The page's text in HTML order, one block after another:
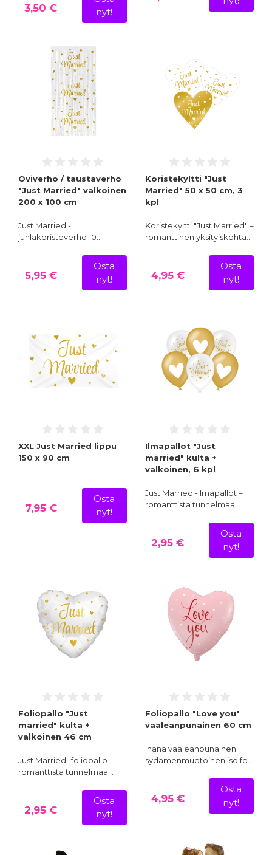
3,50 €
nyt!
Oviverho / taustaverho
"Just Married" valkoinen
200 x 100 cm
Just Married -
juhlakoristeverho 10…
5,95 €
Osta
nyt!
Koristekyltti "Just
Married" 50 x 50 cm, 3
kpl
Koristekyltti "Just Married" –
romanttinen yksityiskohta…
4,95 €
Osta
nyt!
XXL Just Married lippu
150 x 90 cm
7,95 €
Osta
nyt!
Ilmapallot "Just
married" kulta +
valkoinen, 6 kpl
Just Married -ilmapallot –
romanttista tunnelmaa…
2,95 €
Osta
nyt!
Foliopallo "Just
married" kulta +
valkoinen 46 cm
Just Married -foliopallo –
romanttista tunnelmaa…
2,95 €
Osta
nyt!
Foliopallo "Love you"
vaaleanpunainen 60 cm
Ihana vaaleanpunainen
sydämenmuotoinen iso fo…
4,95 €
Osta
nyt!